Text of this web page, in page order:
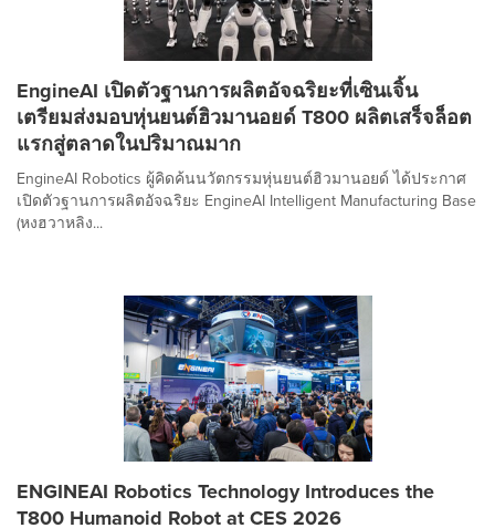
EngineAI เปิดตัวฐานการผลิตอัจฉริยะที่เซินเจิ้น
เตรียมส่งมอบหุ่นยนต์ฮิวมานอยด์ T800 ผลิตเสร็จล็อต
แรกสู่ตลาดในปริมาณมาก
EngineAI Robotics ผู้คิดค้นนวัตกรรมหุ่นยนต์ฮิวมานอยด์ ได้ประกาศ
เปิดตัวฐานการผลิตอัจฉริยะ EngineAI Intelligent Manufacturing Base
(หงฮวาหลิง...
ENGINEAI Robotics Technology Introduces the
T800 Humanoid Robot at CES 2026